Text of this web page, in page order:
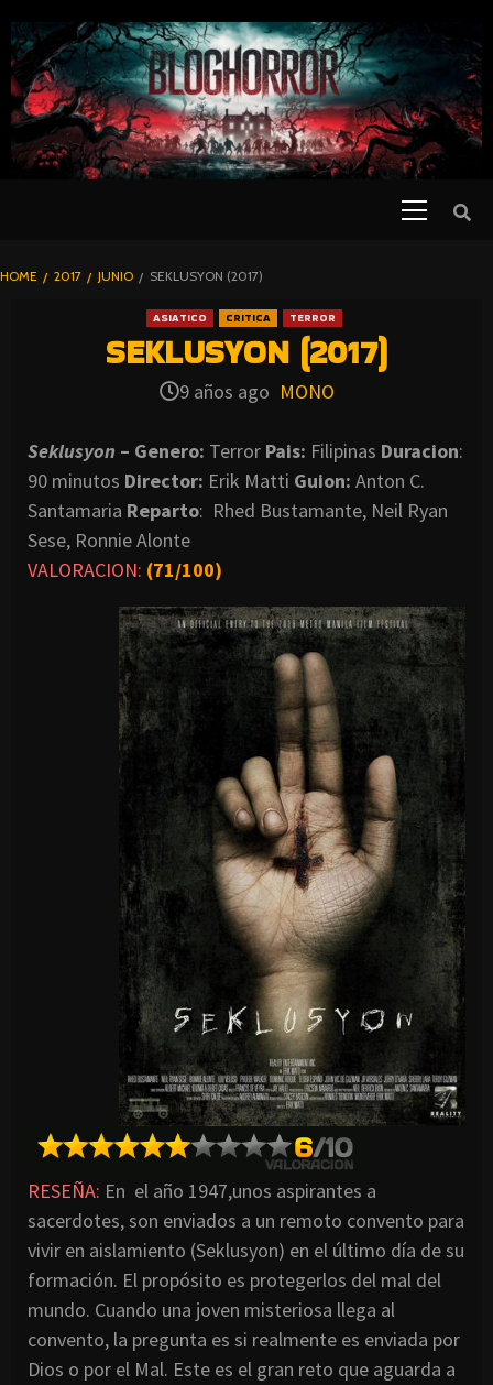
TO
CONTENT
BLOGHORROR
HOME 2017 JUNIO SEKLUSYON (2017)
ASIATICO CRITICA TERROR
SEKLUSYON (2017)
9 años ago MONO
Seklusyon – Genero: Terror Pais: Filipinas Duracion:
90 minutos Director: Erik Matti Guion: Anton C.
Santamaria Reparto: Rhed Bustamante, Neil Ryan
Sese, Ronnie Alonte
VALORACION: (71/100)
RESEÑA: En el año 1947,unos aspirantes a
sacerdotes, son enviados a un remoto convento para
vivir en aislamiento (Seklusyon) en el último día de su
formación. El propósito es protegerlos del mal del
mundo. Cuando una joven misteriosa llega al
convento, la pregunta es si realmente es enviada por
Dios o por el Mal. Este es el gran reto que aguarda a